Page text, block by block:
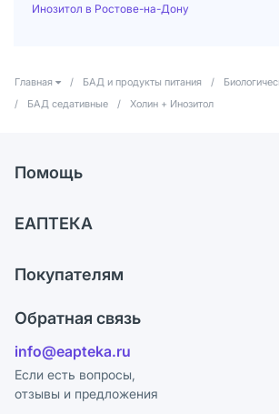
Инозитол в Ростове-на-Дону
Главная / БАД и продукты питания /
/
БАД седативные / Холин + Инозитол
Помощь
Обмен и возврат
Блог
ЕАПТЕКА
Карьера
Поставщики
Лицензия
Реклама на сайте
Ваши товары на ЕАПТЕКЕ
Покупателям
Программа СберСпасибо
Политика конфиденциальности
Обратная связь
info@eapteka.ru
Если есть вопросы,
отзывы и предложения